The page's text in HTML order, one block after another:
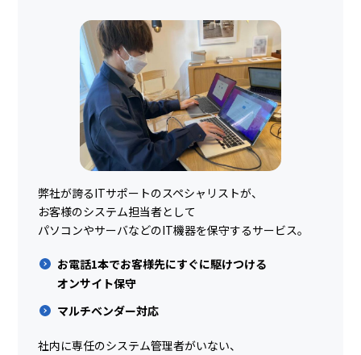
弊社が誇るITサポートのスペシャリストが、
お客様のシステム担当者として
パソコンやサーバなどのIT機器を保守するサービス。
お電話1本でお客様先にすぐに駆けつける
オンサイト保守
マルチベンダー対応
社内に専任のシステム管理者がいない、